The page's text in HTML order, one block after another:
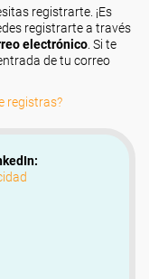
registrarte. ¡Es
registrarte a través
electrónico . Si te
de tu correo
registras?